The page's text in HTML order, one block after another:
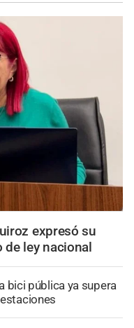
expresó su
ley nacional
bici pública ya supera